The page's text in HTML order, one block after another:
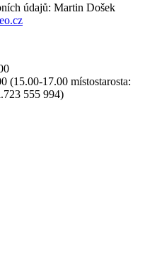
údajů: Martin Došek
(15.00-17.00 místostarosta:
555 994)